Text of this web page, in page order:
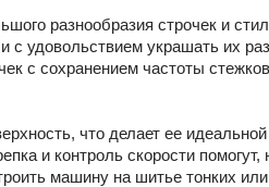
разнообразия строчек и
удовольствием украшать их
с сохранением частоты
что делает ее
и контроль скорости
машину на шитье тонких